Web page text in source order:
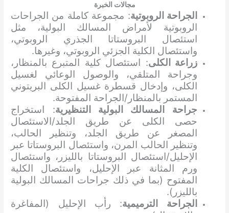
مجالات الخبرة
الجراحة الروبوتية: مجموعة كاملة من الجراحات
الروبوتية لأمراض المسالك البولية، مثل
استئصال البروستاتا الجذري الروبوتي،
واستئصال الكلية الجزئي الروبوتي، وغيرها.
زراعة الكلى: استئصال كلية المتبرع بالمنظار،
وجراحة المتلقي، والوصول الوعائي لغسيل
الكلى، وإدخال قسطرة غسيل الكلى البريتوني
المستمر بالمنظار/الجراحة المفتوحة.
جراحة المسالك البولية التنظيرية: استخراج
حصى الكلى عن طريق الجلد/الاستئصال
المصغر عن طريق الجلد، وتنظير الحالب،
وتنظير الحالب المرن، واستئصال البروستاتا عبر
الإحليل/استئصال البروستاتا بالليزر، واستئصال
ورم المثانة عبر الإحليل، واستئصال الكلية
المفتوح (بما في ذلك جراحات المسالك البولية
بالليزر).
الجراحة الترميمية: رأب الإحليل (المفاغرة